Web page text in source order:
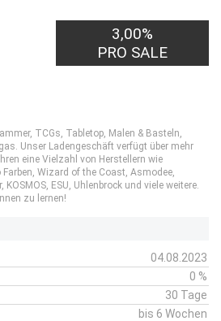
3,00%
PRO SALE
TCGs, Tabletop, Malen & Basteln,
Unser Ladengeschäft verfügt über mehr
eine Vielzahl von Herstellern wie
Wizard of the Coast, Asmodee,
KOSMOS, ESU, Uhlenbrock und viele weitere.
zu lernen!
04.08.2023
0 %
30 Tage
bis 6 Wochen